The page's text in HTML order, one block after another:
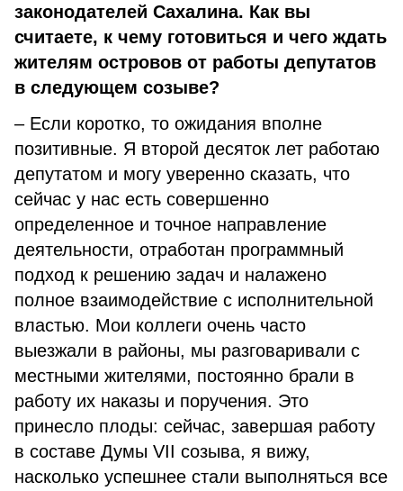
законодателей Сахалина. Как вы
считаете, к чему готовиться и чего ждать
жителям островов от работы депутатов
в следующем созыве?
– Если коротко, то ожидания вполне
позитивные. Я второй десяток лет работаю
депутатом и могу уверенно сказать, что
сейчас у нас есть совершенно
определенное и точное направление
деятельности, отработан программный
подход к решению задач и налажено
полное взаимодействие с исполнительной
властью. Мои коллеги очень часто
выезжали в районы, мы разговаривали с
местными жителями, постоянно брали в
работу их наказы и поручения. Это
принесло плоды: сейчас, завершая работу
в составе Думы VII созыва, я вижу,
насколько успешнее стали выполняться все